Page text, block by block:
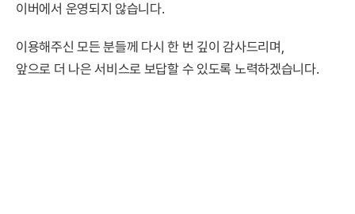
이버에서 운영되지 않습니다.
이용해주신 모든 분들께 다시 한 번 깊이 감사드리며,
앞으로 더 나은 서비스로 보답할 수 있도록 노력하겠습니다.